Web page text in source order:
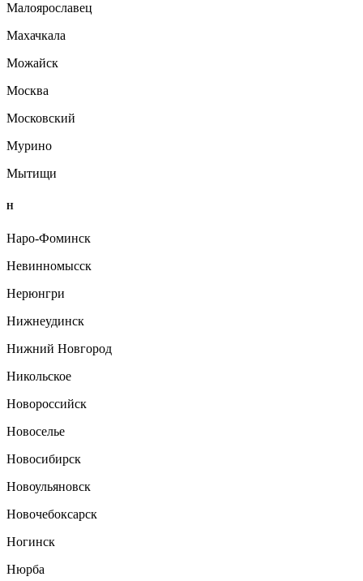
Малоярославец
Махачкала
Можайск
Москва
Московский
Мурино
Мытищи
Н
Наро-Фоминск
Невинномысск
Нерюнгри
Нижнеудинск
Нижний Новгород
Никольское
Новороссийск
Новоселье
Новосибирск
Новоульяновск
Новочебоксарск
Ногинск
Нюрба